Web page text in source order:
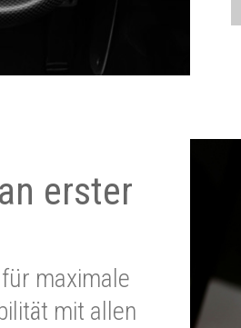
erster
maximale
mit allen